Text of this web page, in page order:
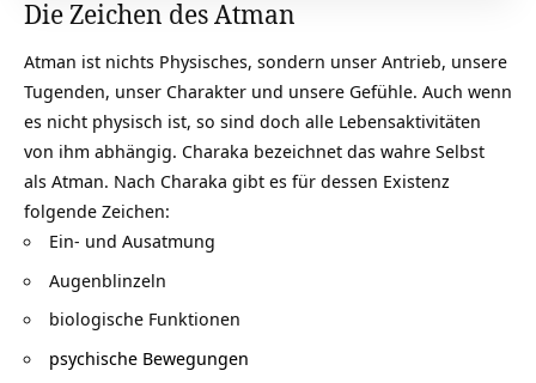
Die Zeichen des Atman
Atman ist nichts Physisches, sondern unser Antrieb, unsere
Tugenden, unser Charakter und unsere Gefühle. Auch wenn
es nicht physisch ist, so sind doch alle Lebensaktivitäten
von ihm abhängig. Charaka bezeichnet das wahre Selbst
als Atman. Nach Charaka gibt es für dessen Existenz
folgende Zeichen:
Ein- und Ausatmung
Augenblinzeln
biologische Funktionen
psychische Bewegungen